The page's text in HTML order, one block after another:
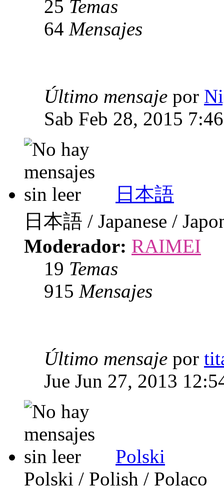
25 Temas
64 Mensajes
Último mensaje por
Sab Feb 28, 2015
日本語
日本語 / Japanese /
Moderador: RAIMEI
19 Temas
915 Mensajes
Último mensaje por
Jue Jun 27, 2013
Polski
Polski / Polish / Polaco